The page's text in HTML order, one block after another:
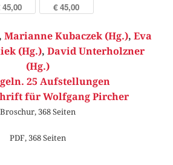
45,00 € 45,00
, Marianne Kubaczek (Hg.), Eva
(Hg.), David Unterholzner
(Hg.)
25 Aufstellungen
für Wolfgang Pircher
Broschur, 368 Seiten
PDF, 368 Seiten